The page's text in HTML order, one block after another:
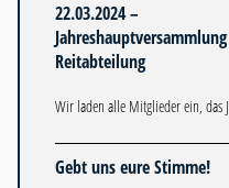
22.03.2024 –
Reitabteilung
Wir laden alle Mitglieder ein, das
Gebt uns eure Stimme!